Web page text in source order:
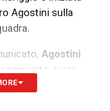
Agostini sulla
Agostini
: testa
contro la